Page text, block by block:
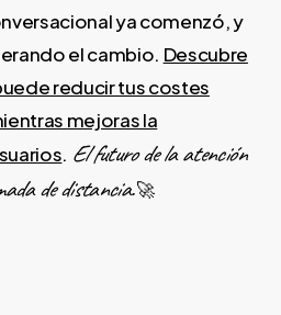
ya comenzó, y
el cambio. Descubre
reducir tus costes
mejoras la
. El futuro de la atención
de distancia.🚀